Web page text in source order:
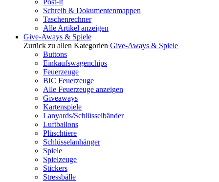
Post-It
Schreib & Dokumentenmappen
Taschenrechner
Alle Artikel anzeigen
Give-Aways & Spiele
Zurück zu allen Kategorien Give-Aways & Spiele
Buttons
Einkaufswagenchips
Feuerzeuge
BIC Feuerzeuge
Alle Feuerzeuge anzeigen
Giveaways
Kartenspiele
Lanyards/Schlüsselbänder
Luftballons
Plüschtiere
Schlüsselanhänger
Spiele
Spielzeuge
Stickers
Stressbälle